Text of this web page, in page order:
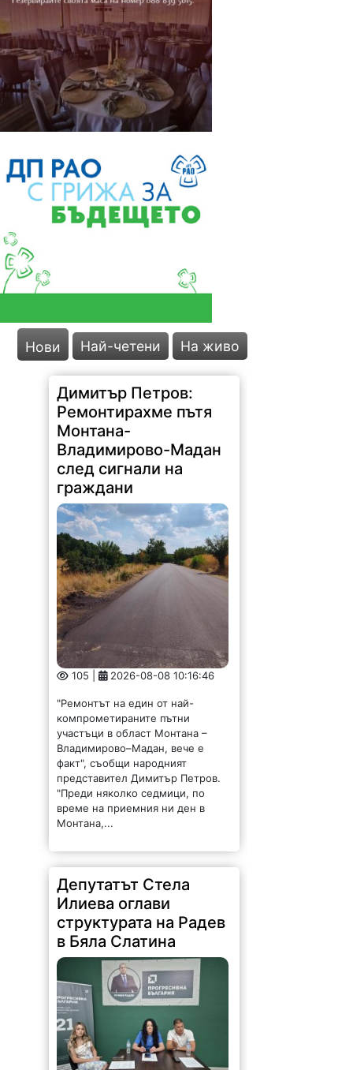
Нови Най-четени На живо
Димитър Петров:
Ремонтирахме пътя
Монтана-
Владимирово-Мадан
след сигнали на
граждани
105 | 2026-08-08 10:16:46
"Ремонтът на един от най-
компрометираните пътни
участъци в област Монтана –
Владимирово–Мадан, вече е
факт", съобщи народният
представител Димитър Петров.
"Преди няколко седмици, по
време на приемния ни ден в
Монтана,...
Депутатът Стела
Илиева оглави
структурата на Радев
в Бяла Слатина